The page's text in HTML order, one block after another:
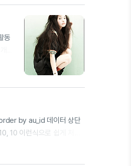
동
인
고
by au_id 데이터 상단
10 이런식으로 쉽게 처리